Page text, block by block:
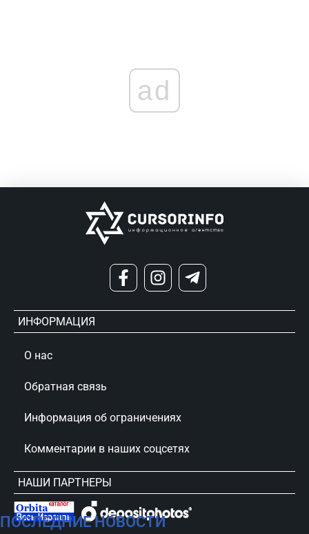
ПОСЛЕДНИЕ НОВОСТИ
ad
ИНФОРМАЦИЯ
О нас
Обратная связь
Информация об ограничениях
Комментарии в наших соцсетях
НАШИ ПАРТНЕРЫ